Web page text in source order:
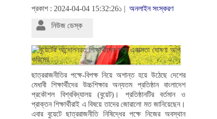
প্রকাশ : 2024-04-04 15:32:26১ | অনলাইন সংস্করণ
নিউজ ডেস্ক
ছাত্ররাজনীতির পক্ষে-বিপক্ষ নিয়ে অশান্ত হয়ে উঠেছে দেশের
মেধাবী শিক্ষার্থীদের উচ্চশিক্ষার অন্যতম প্রতিষ্ঠান বাংলাদেশ
প্রকৌশল বিশ্ববিদ্যালয় (বুয়েট)। প্রতিষ্ঠানটির বর্তমান ও
প্রাক্তন শিক্ষার্থীরাই এ বিষয়ে তাদের জোরালো মত জানিয়েছেন।
এবার বুয়েটে ছাত্ররাজনীতি নিষিদ্ধের পক্ষে নিজের অবস্থান